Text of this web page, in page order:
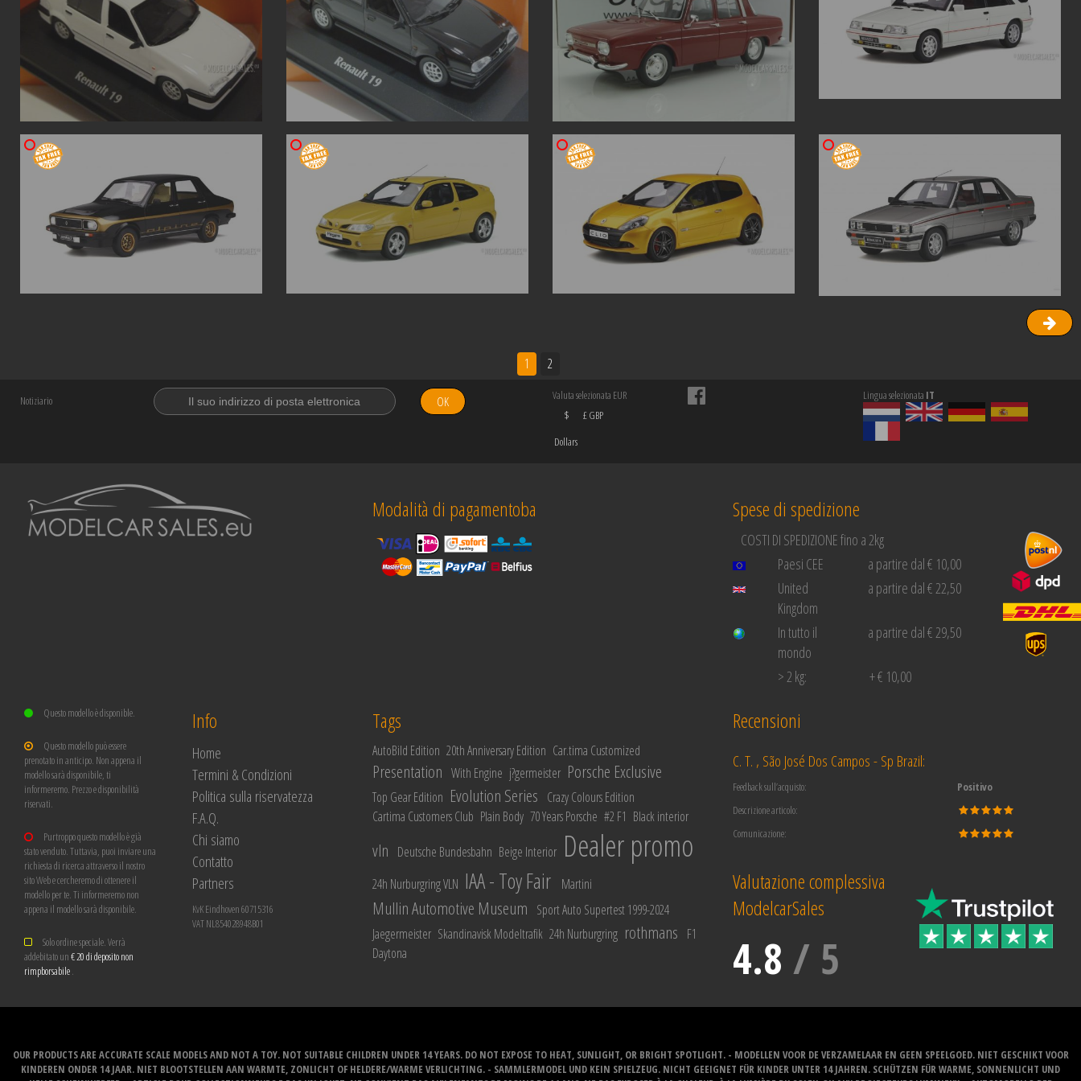
1 2
Notiziario OK
Valuta selezionata EUR
$
Dollars
£ GBP
Lingua selezionata IT
Modalità di pagamentoba Spese di spedizione
COSTI DI SPEDIZIONE fino a 2kg
Paesi CEE
a partire dal € 10,00
United
Kingdom
a partire dal € 22,50
In tutto il
mondo
a partire dal € 29,50
> 2 kg: + € 10,00
Questo modello è disponible.
Questo modello può essere
prenotato in anticipo. Non appena il
modello sarà disponibile, ti
informeremo. Prezzo e disponibilità
riservati.
Purtroppo questo modello è già
stato venduto. Tuttavia, puoi inviare una
richiesta di ricerca attraverso il nostro
sito Web e cercheremo di ottenere il
modello per te. Ti informeremo non
appena il modello sarà disponibile.
Solo ordine speciale. Verrà
addebitato un€ 20 di deposito non
rimpborsabile.
Info
Home
Termini & Condizioni
Politica sulla riservatezza
F.A.Q.
Chi siamo
Contatto
Partners
KvK Eindhoven 60715316
VAT NL854028948B01
Tags
AutoBild Edition 20th Anniversary Edition Car.tima Customized
Presentation With Engine j?germeister Porsche Exclusive
Top Gear Edition Evolution Series Crazy Colours Edition
Cartima Customers Club Plain Body 70 Years Porsche #2 F1 Black interior
vln Deutsche Bundesbahn Beige Interior Dealer promo
24h Nurburgring VLN IAA - Toy Fair Martini
Mullin Automotive Museum Sport Auto Supertest 1999-2024
Jaegermeister Skandinavisk Modeltrafik 24h Nurburgring rothmans F1
Daytona
Recensioni
C. T. , São José Dos Campos - Sp Brazil:
Feedback sull’acquisto:
Positivo
Descrizione articolo:
Comunicazione:
Valutazione complessiva
ModelcarSales
4.8 / 5
OUR PRODUCTS ARE ACCURATE SCALE MODELS AND NOT A TOY. NOT SUITABLE CHILDREN UNDER 14 YEARS. DO NOT EXPOSE TO HEAT, SUNLIGHT, OR BRIGHT SPOTLIGHT. - MODELLEN VOOR DE VERZAMELAAR EN GEEN SPEELGOED. NIET GESCHIKT VOOR
KINDEREN ONDER 14 JAAR. NIET BLOOTSTELLEN AAN WARMTE, ZONLICHT OF HELDERE/WARME VERLICHTING. - SAMMLERMODEL UND KEIN SPIELZEUG. NICHT GEEIGNET FÜR KINDER UNTER 14 JAHREN. SCHÜTZEN FÜR WARME, SONNENLICHT UND